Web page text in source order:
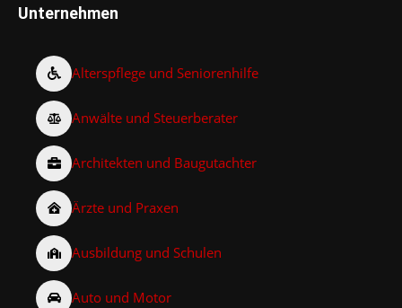
Unternehmen
Alterspflege und Seniorenhilfe
Anwälte und Steuerberater
Architekten und Baugutachter
Ärzte und Praxen
Ausbildung und Schulen
Auto und Motor